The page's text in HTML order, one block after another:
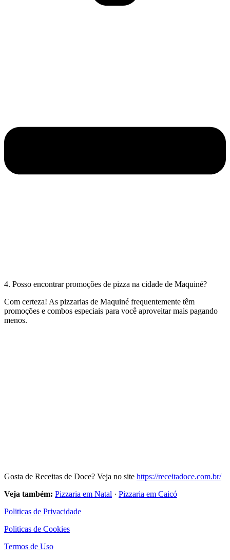
4. Posso encontrar promoções de pizza na cidade de Maquiné?
Com certeza! As pizzarias de Maquiné frequentemente têm
promoções e combos especiais para você aproveitar mais pagando
menos.
Gosta de Receitas de Doce? Veja no site https://receitadoce.com.br/
Veja também: Pizzaria em Natal · Pizzaria em Caicó
Politicas de Privacidade
Politicas de Cookies
Termos de Uso